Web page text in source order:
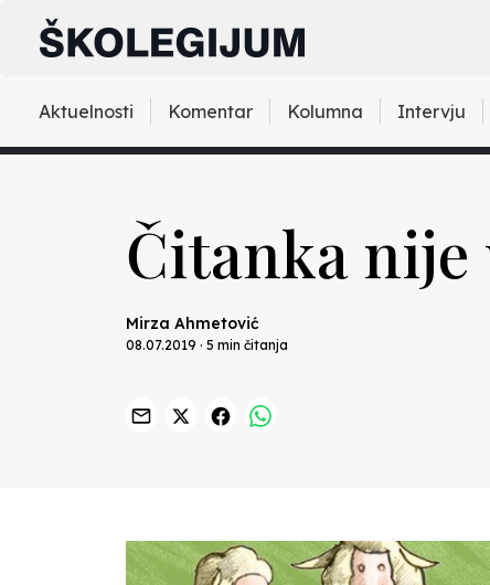
Aktuelnosti Komentar Kolumna Intervju
Čitanka nije
Mirza Ahmetović
08.07.2019 · 5 min čitanja